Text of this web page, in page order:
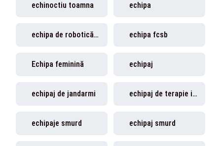
echinoctiu toamna echipa
echipa de robotică ''Brainstorms'' echipa fcsb
Echipa feminină echipaj
echipaj de jandarmi echipaj de terapie intensiva mobila
echipaje smurd echipaj smurd